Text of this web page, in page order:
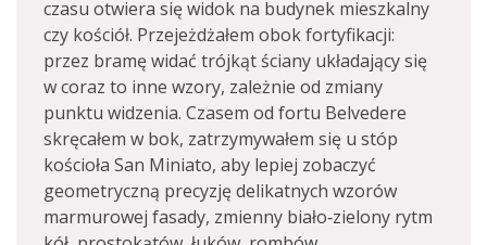
czasu otwiera się widok na budynek mieszkalny
czy kościół. Przejeżdżałem obok fortyfikacji:
przez bramę widać trójkąt ściany układający się
w coraz to inne wzory, zależnie od zmiany
punktu widzenia. Czasem od fortu Belvedere
skręcałem w bok, zatrzymywałem się u stóp
kościoła San Miniato, aby lepiej zobaczyć
geometryczną precyzję delikatnych wzorów
marmurowej fasady, zmienny biało‑zielony rytm